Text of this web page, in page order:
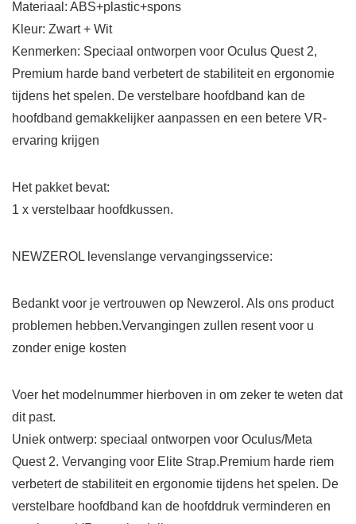
Materiaal: ABS+plastic+spons
Kleur: Zwart + Wit
Kenmerken: Speciaal ontworpen voor Oculus Quest 2,
Premium harde band verbetert de stabiliteit en ergonomie
tijdens het spelen. De verstelbare hoofdband kan de
hoofdband gemakkelijker aanpassen en een betere VR-
ervaring krijgen
Het pakket bevat:
1 x verstelbaar hoofdkussen.
NEWZEROL levenslange vervangingsservice:
Bedankt voor je vertrouwen op Newzerol. Als ons product
problemen hebben.Vervangingen zullen resent voor u
zonder enige kosten
Voer het modelnummer hierboven in om zeker te weten dat
dit past.
Uniek ontwerp: speciaal ontworpen voor Oculus/Meta
Quest 2. Vervanging voor Elite Strap.Premium harde riem
verbetert de stabiliteit en ergonomie tijdens het spelen. De
verstelbare hoofdband kan de hoofddruk verminderen en